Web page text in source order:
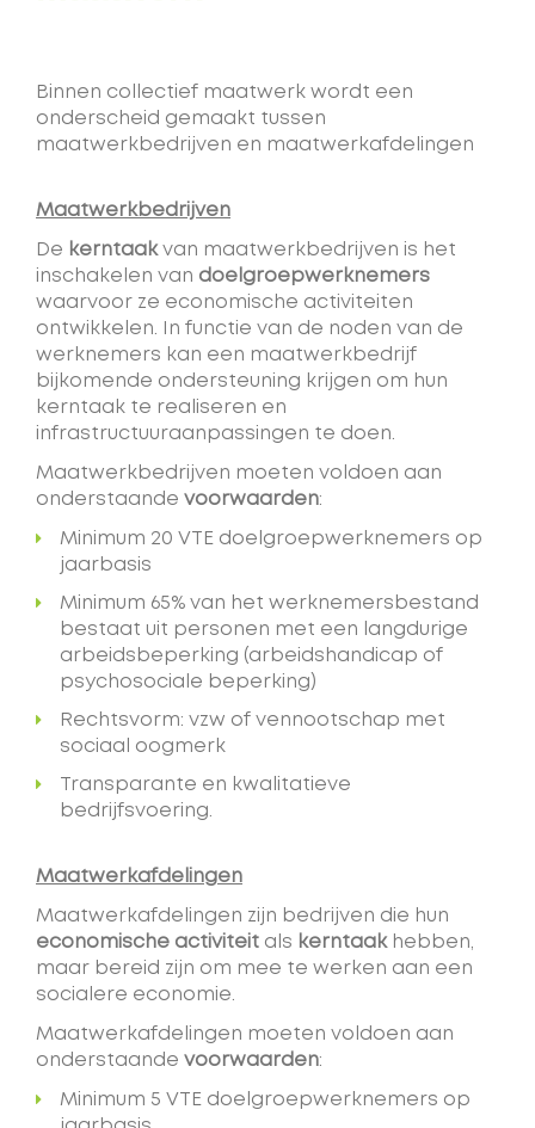
Binnen collectief maatwerk wordt een
onderscheid gemaakt tussen
maatwerkbedrijven en maatwerkafdelingen
Maatwerkbedrijven
De kerntaakvan maatwerkbedrijven is het
inschakelen van doelgroepwerknemers
waarvoor ze economische activiteiten
ontwikkelen. In functie van de noden van de
werknemers kan een maatwerkbedrijf
bijkomende ondersteuning krijgen om hun
kerntaak te realiseren en
infrastructuuraanpassingen te doen.
Maatwerkbedrijven moeten voldoen aan
onderstaande voorwaarden:
Minimum 20 VTE doelgroepwerknemers op
jaarbasis
Minimum 65% van het werknemersbestand
bestaat uit personen met een langdurige
arbeidsbeperking (arbeidshandicap of
psychosociale beperking)
Rechtsvorm: vzw of vennootschap met
sociaal oogmerk
Transparante en kwalitatieve
bedrijfsvoering.
Maatwerkafdelingen
Maatwerkafdelingen zijn bedrijven die hun
economische activiteit als kerntaakhebben,
maar bereid zijn om mee te werken aan een
socialere economie.
Maatwerkafdelingen moeten voldoen aan
onderstaande voorwaarden:
Minimum 5 VTE doelgroepwerknemers op